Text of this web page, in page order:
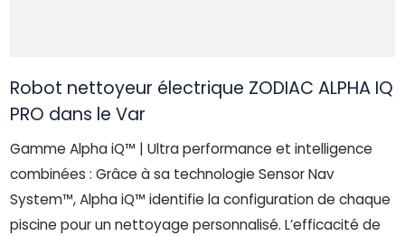
Robot nettoyeur électrique ZODIAC ALPHA IQ
PRO dans le Var
Gamme Alpha iQ™ | Ultra performance et intelligence
combinées : Grâce à sa technologie Sensor Nav
System™, Alpha iQ™ identifie la configuration de chaque
piscine pour un nettoyage personnalisé. L’efficacité de